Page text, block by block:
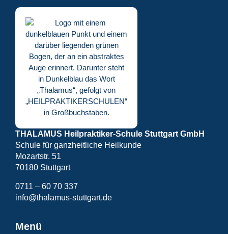
THALAMUS Heilpraktiker-Schule Stuttgart GmbH
Schule für ganzheitliche Heilkunde
Mozartstr. 51
70180 Stuttgart
0711 – 60 70 337
info@thalamus-stuttgart.de
Menü